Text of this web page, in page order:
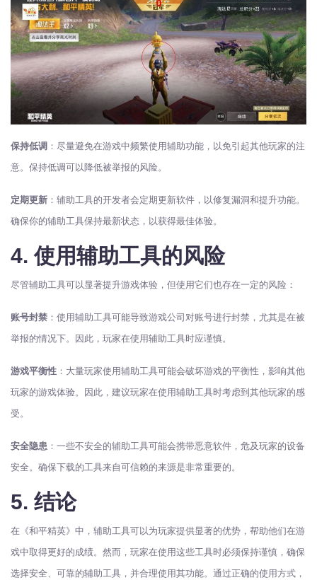
保持低调 ：尽量避免在游戏中频繁使用辅助功能，以免引起其他玩家的注
意。保持低调可以降低被举报的风险。
定期更新 ：辅助工具的开发者会定期更新软件，以修复漏洞和提升功能。
确保你的辅助工具保持最新状态，以获得最佳体验。
4. 使用辅助工具的风险
尽管辅助工具可以显著提升游戏体验，但使用它们也存在一定的风险：
账号封禁 ：使用辅助工具可能导致游戏公司对账号进行封禁，尤其是在被
举报的情况下。因此，玩家在使用辅助工具时应谨慎。
游戏平衡性 ：大量玩家使用辅助工具可能会破坏游戏的平衡性，影响其他
玩家的游戏体验。因此，建议玩家在使用辅助工具时考虑到其他玩家的感
受。
安全隐患 ：一些不安全的辅助工具可能会携带恶意软件，危及玩家的设备
安全。确保下载的工具来自可信赖的来源是非常重要的。
5. 结论
在《和平精英》中，辅助工具可以为玩家提供显著的优势，帮助他们在游
戏中取得更好的成绩。然而，玩家在使用这些工具时必须保持谨慎，确保
选择安全、可靠的辅助工具，并合理使用其功能。通过正确的使用方式，